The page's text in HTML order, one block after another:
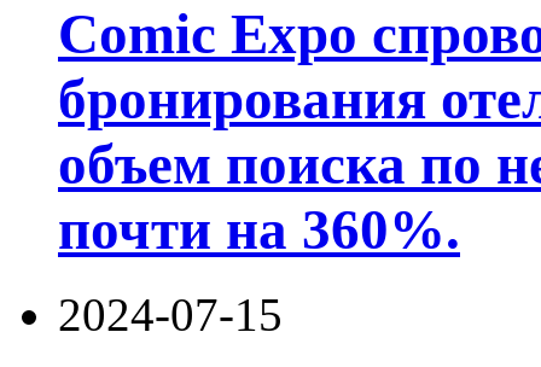
Comic Expo
бронирования
объем поиска по
почти на 360%.
2024-07-15